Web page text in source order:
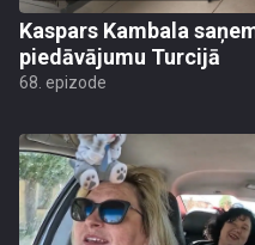
Kaspars Kambala
piedāvājumu Turcijā
68. epizode